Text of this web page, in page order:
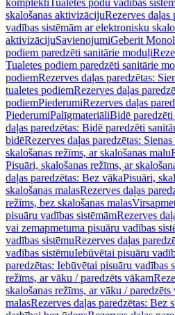
komplektiTualetes podu vadības
skalošanas aktivizācijuRezerves daļas
vadības sistēmām ar elektronisku
aktivizācijuSavienojumiGeberit
podiem paredzēti sanitārie moduļi
Tualetes podiem paredzēti sanitārie
podiemRezerves daļas paredzētas:
tualetes podiemRezerves daļas
podiemPiederumiRezerves daļas
PiederumiPalīgmateriāliBidē
daļas paredzētas: Bidē paredzēti
bidēRezerves daļas paredzētas:
skalošanas režīms, ar skalošanas malu
Pisuāri, skalošanas režīms, ar
daļas paredzētas: Bez vākaPisuāri,
skalošanas malasRezerves daļas
režīms, bez skalošanas malas
pisuāru vadības sistēmāmRezerves
vai zemapmetuma pisuāru vadības
vadības sistēmuRezerves daļas
vadības sistēmuIebūvētai pisuāru
paredzētas: Iebūvētai pisuāru vadības
režīms, ar vāku / paredzēts vākam
skalošanas režīms, ar vāku / paredzēts
malasRezerves daļas paredzētas: Bez